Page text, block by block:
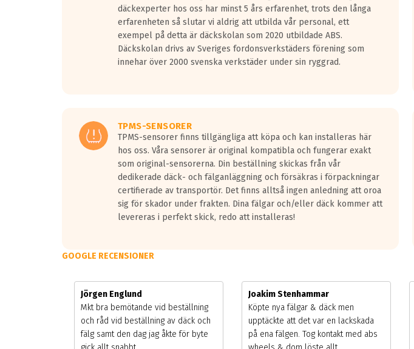
däckexperter hos oss har minst 5 års erfarenhet, trots den långa
erfarenheten så slutar vi aldrig att utbilda vår personal, ett
exempel på detta är däckskolan som 2020 utbildade ABS.
Däckskolan drivs av Sveriges fordonsverkstäders förening som
innehar över 2000 svenska verkstäder under sin ryggrad.
TPMS-SENSORER
TPMS-sensorer finns tillgängliga att köpa och kan installeras här
hos oss. Våra sensorer är original kompatibla och fungerar exakt
som original-sensorerna. Din beställning skickas från vår
dedikerade däck- och fälganläggning och försäkras i förpackningar
certifierade av transportör. Det finns alltså ingen anledning att oroa
sig för skador under frakten. Dina fälgar och/eller däck kommer att
levereras i perfekt skick, redo att installeras!
GOOGLE RECENSIONER
Jörgen Englund
Mkt bra bemötande vid beställning
och råd vid beställning av däck och
fälg samt den dag jag åkte för byte
Joakim Stenhammar
Köpte nya fälgar & däck men
upptäckte att det var en lackskada
på ena fälgen. Tog kontakt med abs